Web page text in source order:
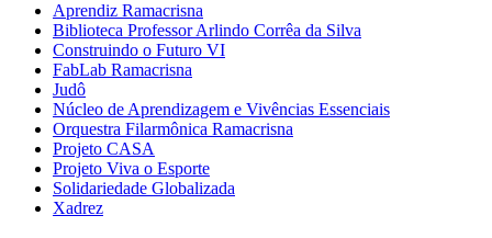
Aprendiz Ramacrisna
Biblioteca Professor Arlindo Corrêa da Silva
Construindo o Futuro VI
FabLab Ramacrisna
Judô
Núcleo de Aprendizagem e Vivências Essenciais
Orquestra Filarmônica Ramacrisna
Projeto CASA
Projeto Viva o Esporte
Solidariedade Globalizada
Xadrez